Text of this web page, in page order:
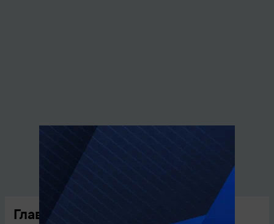
Главные новости